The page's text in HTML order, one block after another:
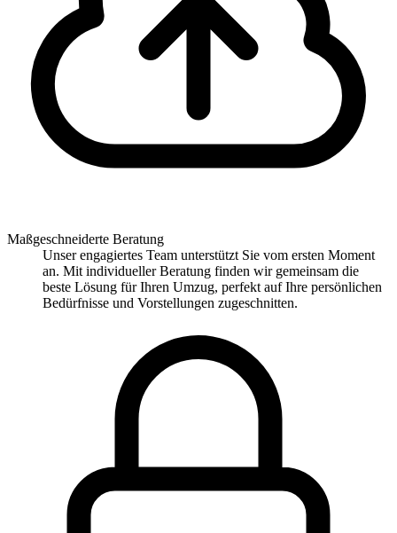
Maßgeschneiderte Beratung
Unser engagiertes Team unterstützt Sie vom ersten Moment
an. Mit individueller Beratung finden wir gemeinsam die
beste Lösung für Ihren Umzug, perfekt auf Ihre persönlichen
Bedürfnisse und Vorstellungen zugeschnitten.